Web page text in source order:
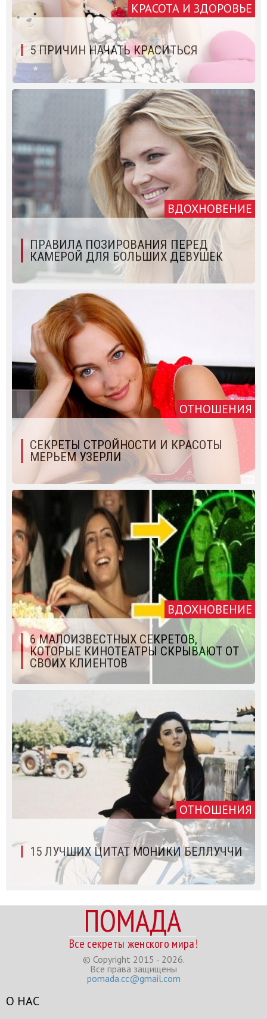
КРАСОТА И ЗДОРОВЬЕ
5 ПРИЧИН НАЧАТЬ КРАСИТЬСЯ
ВДОХНОВЕНИЕ
ПРАВИЛА ПОЗИРОВАНИЯ ПЕРЕД
КАМЕРОЙ ДЛЯ БОЛЬШИХ ДЕВУШЕК
ОТНОШЕНИЯ
СЕКРЕТЫ СТРОЙНОСТИ И КРАСОТЫ
МЕРЬЕМ УЗЕРЛИ
ВДОХНОВЕНИЕ
6 МАЛОИЗВЕСТНЫХ СЕКРЕТОВ,
КОТОРЫЕ КИНОТЕАТРЫ СКРЫВАЮТ ОТ
СВОИХ КЛИЕНТОВ
ОТНОШЕНИЯ
15 ЛУЧШИХ ЦИТАТ МОНИКИ БЕЛЛУЧЧИ
ПОМАДА
Все секреты женского мира!
© Copyright 2015 - 2026.
Все права защищены
pomada.cc@gmail.com
О НАС